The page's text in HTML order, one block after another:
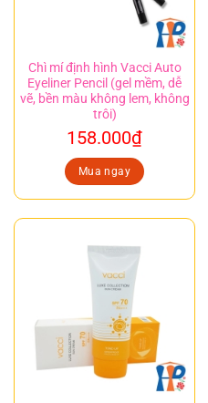
Chì mí định hình Vacci Auto
Eyeliner Pencil (gel mềm, dễ
vẽ, bền màu không lem, không
trôi)
158.000₫
Mua ngay